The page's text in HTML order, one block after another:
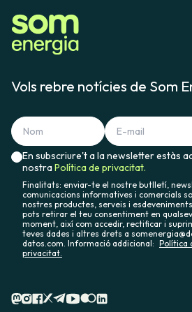
Vols rebre notícies de Som
En subscriure't a la newsletter estàs
nostraPolítica de privacitat.
Finalitats: enviar-te el nostre butlletí,
comunicacions informatives i comercials
nostres productes, serveis i
pots retirar el teu consentiment en
moment, així com accedir, rectificar i
teves dades i altres drets a
datos.com. Informació addicional: Política
privacitat.